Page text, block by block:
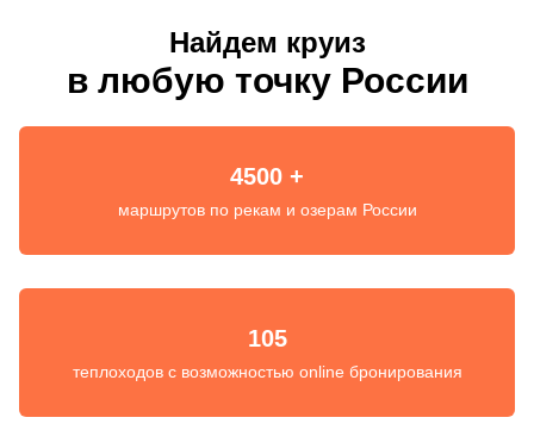
Найдем круиз
в любую точку России
4500 +
маршрутов по рекам и озерам России
105
теплоходов с возможностью online бронирования